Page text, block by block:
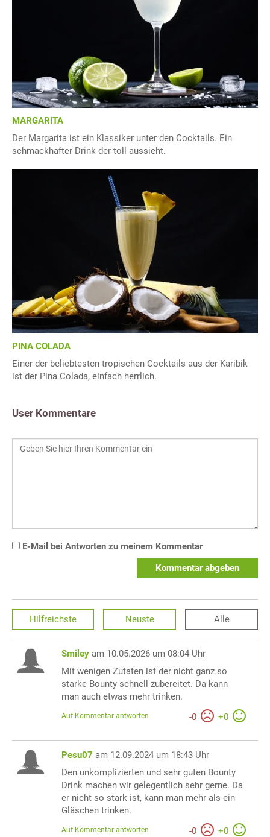
MARGARITA
Der Margarita ist ein Klassiker unter den Cocktails. Ein
schmackhafter Drink der toll aussieht.
PINA COLADA
Einer der beliebtesten tropischen Cocktails aus der Karibik
ist der Pina Colada, einfach herrlich.
User Kommentare
E-Mail bei Antworten zu meinem Kommentar
Kommentar abgeben
Hilfreichste Neuste Alle
Smiley am 10.05.2026 um 08:04 Uhr
Mit wenigen Zutaten ist der nicht ganz so
starke Bounty schnell zubereitet. Da kann
man auch etwas mehr trinken.
-0 +0
Auf Kommentar antworten
Pesu07 am 12.09.2024 um 18:43 Uhr
Den unkomplizierten und sehr guten Bounty
Drink machen wir gelegentlich sehr gerne. Da
er nicht so stark ist, kann man mehr als ein
Gläschen trinken.
-0 +0
Auf Kommentar antworten